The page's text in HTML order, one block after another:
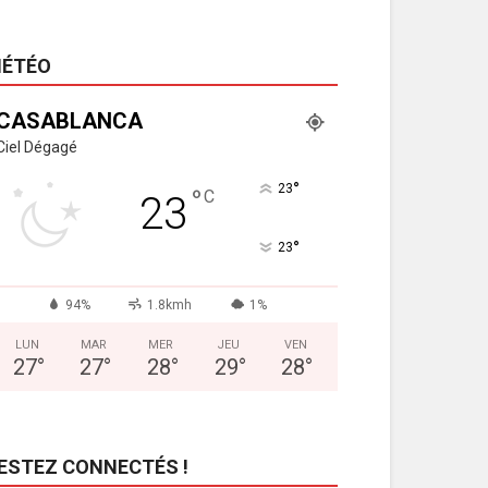
Dégagé
23 °C 23°
23°
94% 1.8kmh 1%
LUN
27°
MAR
27°
MER
28°
JEU
29°
VEN
28°
CONNECTÉS !